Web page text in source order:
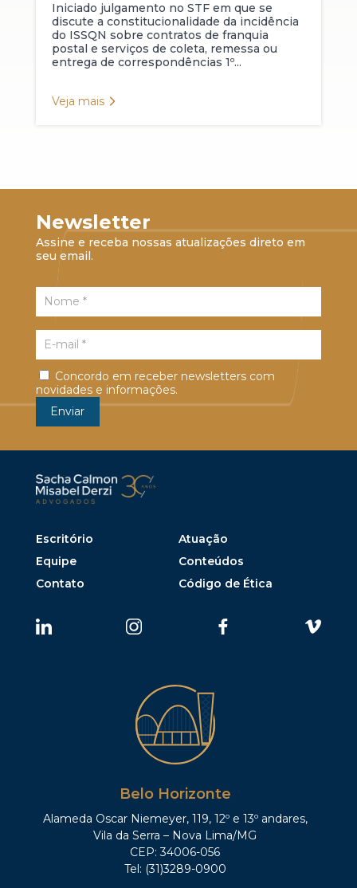
Iniciado julgamento no STF em que se
discute a constitucionalidade da incidência
do ISSQN sobre contratos de franquia
postal e serviços de coleta, remessa ou
entrega de correspondências 1º...
Veja mais
Newsletter
Assine e receba nossas atualizações direto em
seu email.
Concordo em receber newsletters com
novidades e informações.
Escritório
Atuação
Equipe
Conteúdos
Contato
Código de Ética
Belo Horizonte
Alameda Oscar Niemeyer, 119, 12º e 13º andares,
Vila da Serra – Nova Lima/MG
CEP: 34006-056
Tel: (31)3289-0900